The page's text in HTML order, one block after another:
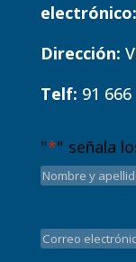
electrónico:
Dirección:
Telf: 91
"*" señala